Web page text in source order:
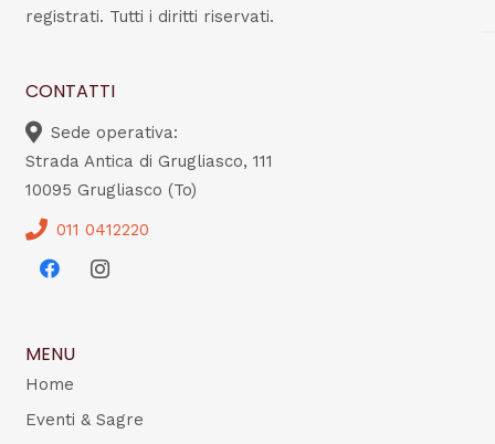
registrati. Tutti i diritti riservati.
CONTATTI
Sede operativa:
Strada Antica di Grugliasco, 111
10095 Grugliasco (To)
011 0412220
MENU
Home
Eventi & Sagre